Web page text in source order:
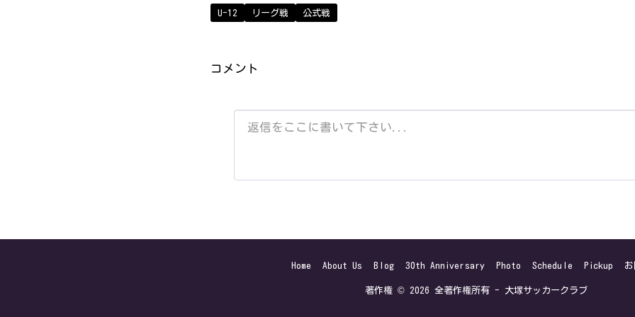
U-12 リーグ戦 公式戦
コメント
Home About Us Blog 30th Anniversary Photo Schedule Pickup
著作権 © 2026 全著作権所有 - 大塚サッカークラブ